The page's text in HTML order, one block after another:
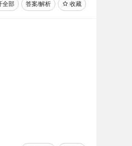
收藏
答案/解析
全部